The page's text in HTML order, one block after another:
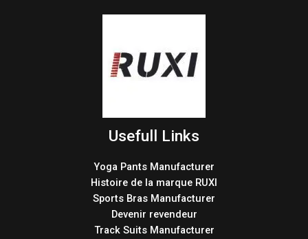
Usefull Links
Yoga Pants Manufacturer
Histoire de la marque RUXI
Sports Bras Manufacturer
Devenir revendeur
Track Suits Manufacturer